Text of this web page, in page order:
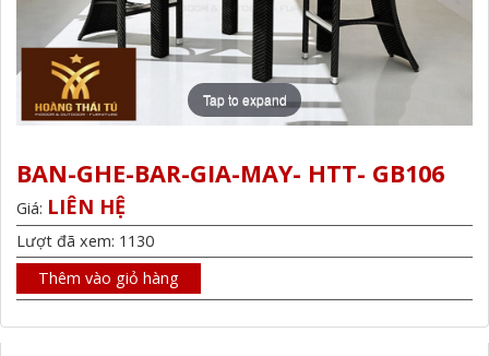
Tap to expand
BAN-GHE-BAR-GIA-MAY- HTT- GB106
Giá: LIÊN HỆ
Lượt đã xem: 1130
Thêm vào giỏ hàng